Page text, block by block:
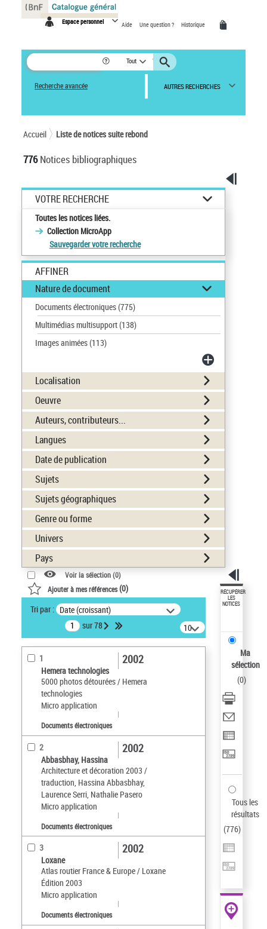
Espace personnel Aide Une question ? Historique
Tout
Recherche avancée AUTRES RECHERCHES
Accueil Liste de notices suite rebond
776Notices bibliographiques
VOTRE RECHERCHE
Toutes les notices liées.
Collection MicroApp
Sauvegarder votre recherche
AFFINER
Nature de document
Documents électroniques(775)
Multimédias multisupport(138)
Images animées(113)
Localisation
Oeuvre
Auteurs, contributeurs...
Langues
Date de publication
Sujets
Sujets géographiques
Genre ou forme
Univers
Pays
Voir la sélection (0)
Ajouter à mes références(0)
Tri par : Date (croissant)
sur 78
10
résultats/page
1
Hemera technologies
5000 photos détourées / Hemera
technologies
Micro application
2002
Documents électroniques
2
Abbasbhay, Hassina
Architecture et décoration 2003 /
traduction, Hassina Abbasbhay,
Laurence Serri, Nathalie Pasero
Micro application
2002
Documents électroniques
3
Loxane
Atlas routier France & Europe / Loxane
Édition 2003
Micro application
2002
Documents électroniques
RÉCUPÉRER
LES
NOTICES
Ma
sélection
(0)
Tous les
résultats
(776)
Panneau de gestion des cookies